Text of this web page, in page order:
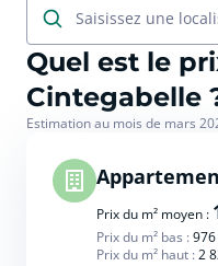
Saisissez une
Quel est le
Cintegabelle
Estimation au mois de mars
Prix du m² moyen :
Prix du m² bas :
Prix du m² haut :2